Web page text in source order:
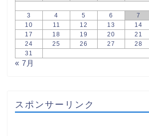
3
4 5 6 7
10
11 12 13 14
17
18 19 20 21
24
25 26 27 28
31
« 7月
スポンサーリンク